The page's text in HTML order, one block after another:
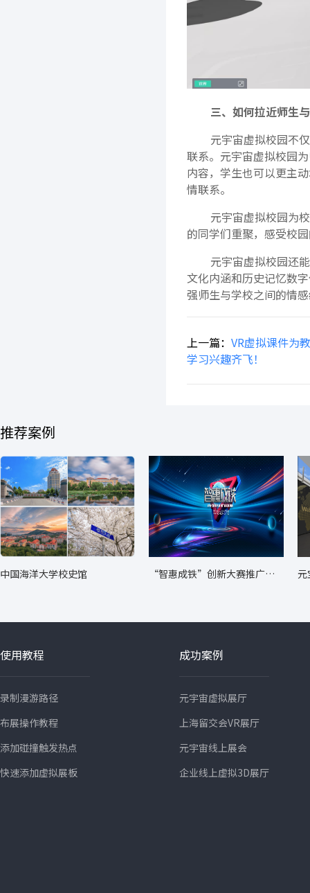
三、如何拉近师生
元宇宙虚拟校园不
联系。元宇宙虚拟校园
内容，学生也可以更主
情联系。
元宇宙虚拟校园为
的同学们重聚，感受校
元宇宙虚拟校园还
文化内涵和历史记忆数
强师生与学校之间的情
上一篇： VR虚拟课件为
学习兴趣齐飞！
推荐案例
中国海洋大学校史馆
“智惠成铁”创新大赛推广转
元
使用教程
录制漫游路径
布展操作教程
添加碰撞触发热点
快速添加虚拟展板
成功案例
元宇宙虚拟展厅
上海留交会VR展厅
元宇宙线上展会
企业线上虚拟3D展厅